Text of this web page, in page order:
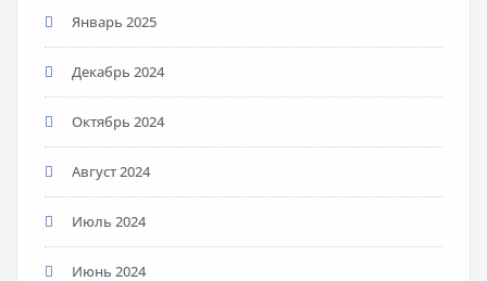
Январь 2025
Декабрь 2024
Октябрь 2024
Август 2024
Июль 2024
Июнь 2024